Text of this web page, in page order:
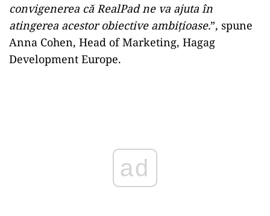
convigenerea că RealPad ne va ajuta în
atingerea acestor obiective ambițioase.”, spune
Anna Cohen, Head of Marketing, Hagag
Development Europe.